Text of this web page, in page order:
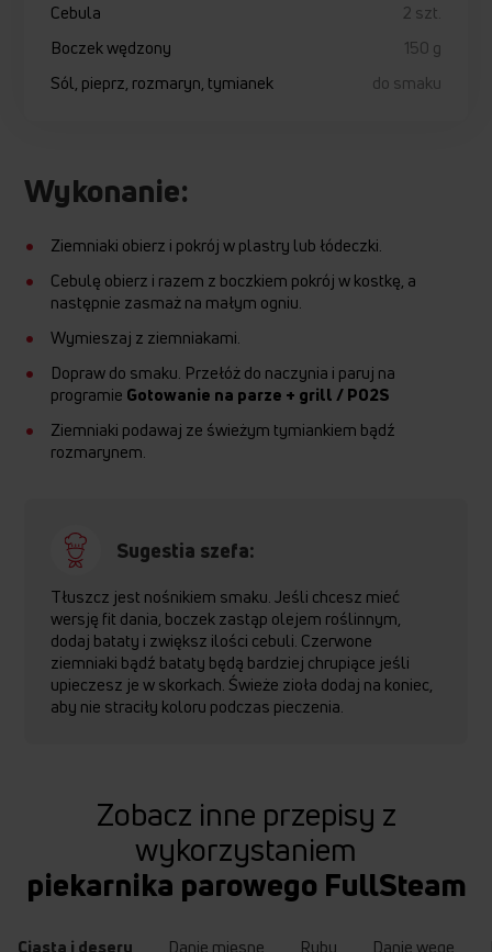
Cebula
2 szt.
Boczek wędzony
150 g
Sól, pieprz, rozmaryn, tymianek
do smaku
Wykonanie:
Ziemniaki obierz i pokrój w plastry lub łódeczki.
Cebulę obierz i razem z boczkiem pokrój w kostkę, a
następnie zasmaż na małym ogniu.
Wymieszaj z ziemniakami.
Dopraw do smaku. Przełóż do naczynia i paruj na
programie Gotowanie na parze + grill / P02S
Ziemniaki podawaj ze świeżym tymiankiem bądź
rozmarynem.
Sugestia szefa:
Tłuszcz jest nośnikiem smaku. Jeśli chcesz mieć
wersję fit dania, boczek zastąp olejem roślinnym,
dodaj bataty i zwiększ ilości cebuli. Czerwone
ziemniaki bądź bataty będą bardziej chrupiące jeśli
upieczesz je w skorkach. Świeże zioła dodaj na koniec,
aby nie straciły koloru podczas pieczenia.
Zobacz inne przepisy z
wykorzystaniem
piekarnika parowego FullSteam
Ciasta i desery Danie mięsne Ryby Danie wege